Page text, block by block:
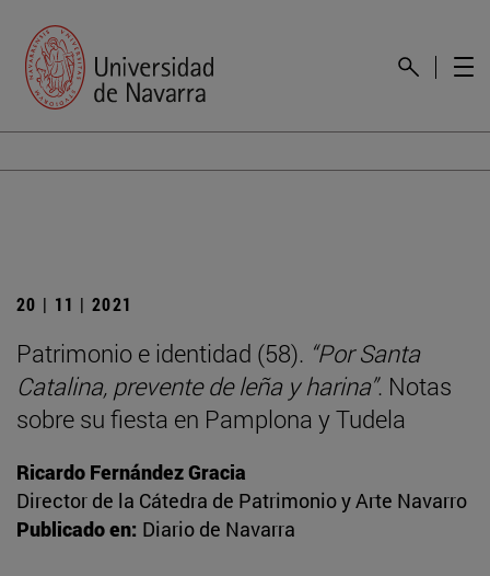
20 | 11 | 2021
Patrimonio e identidad (58). “Por Santa
Catalina, prevente de leña y harina”. Notas
sobre su fiesta en Pamplona y Tudela
Ricardo Fernández Gracia
Director de la Cátedra de Patrimonio y Arte Navarro
Publicado en: Diario de Navarra